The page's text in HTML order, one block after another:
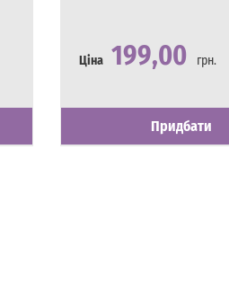
Ціна 199,00 грн.
Наявність
Є в наявності
Придбати